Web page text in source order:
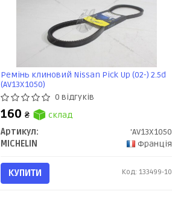
Ремінь клиновий Nissan Pick Up (02-) 2.5d
(AV13X1050)
0 відгуків
160₴
склад
Артикул:
'AV13X1050
MICHELIN
Франція
КУПИТИ Код: 133499-10